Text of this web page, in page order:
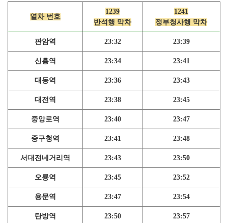
열차 번호
1239
반석행 막차
1241
정부청사행 막차
판암역 23:32 23:39
신흥역 23:34 23:41
대동역 23:36 23:43
대전역 23:38 23:45
중앙로역 23:40 23:47
중구청역 23:41 23:48
서대전네거리역 23:43 23:50
오룡역 23:45 23:52
용문역 23:47 23:54
탄방역 23:50 23:57